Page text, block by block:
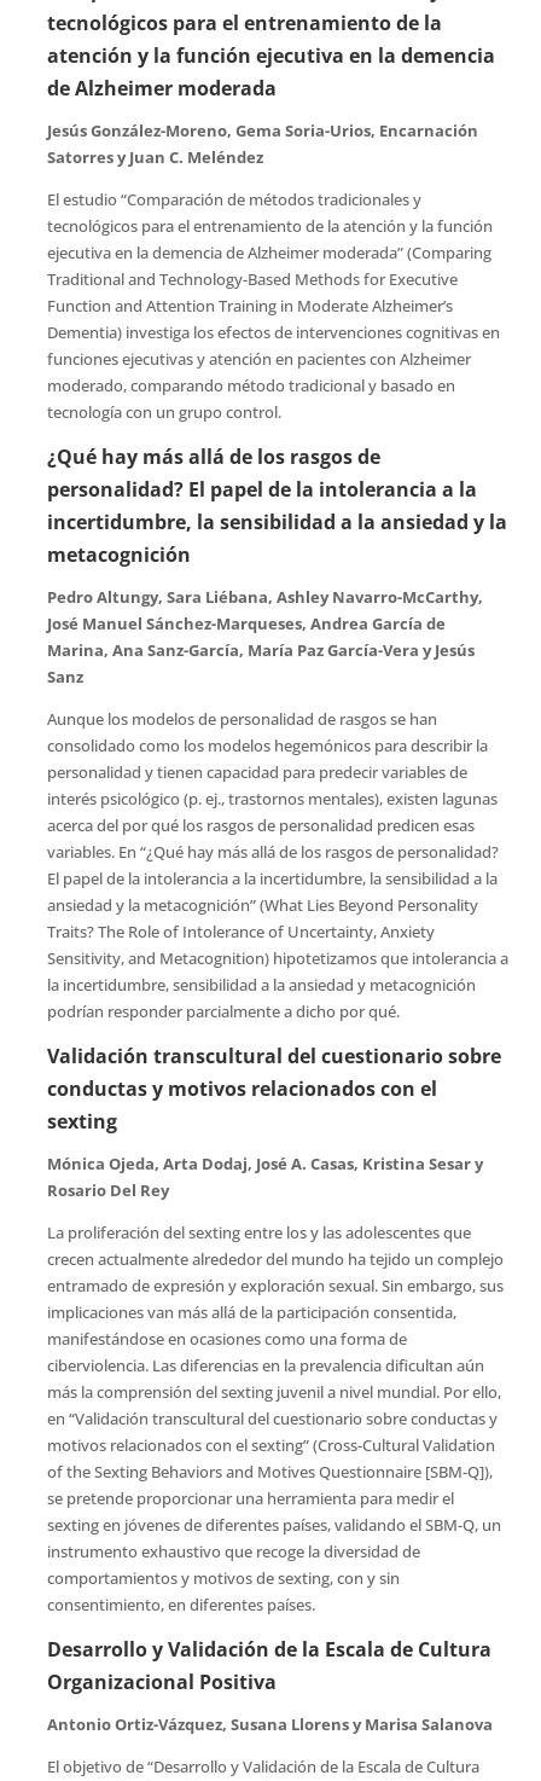
tecnológicos para el entrenamiento de la
atención y la función ejecutiva en la demencia
de Alzheimer moderada
Jesús González-Moreno, Gema Soria-Urios, Encarnación
Satorres y Juan C. Meléndez
El estudio “Comparación de métodos tradicionales y
tecnológicos para el entrenamiento de la atención y la función
ejecutiva en la demencia de Alzheimer moderada” (Comparing
Traditional and Technology-Based Methods for Executive
Function and Attention Training in Moderate Alzheimer’s
Dementia) investiga los efectos de intervenciones cognitivas en
funciones ejecutivas y atención en pacientes con Alzheimer
moderado, comparando método tradicional y basado en
tecnología con un grupo control.
¿Qué hay más allá de los rasgos de
personalidad? El papel de la intolerancia a la
incertidumbre, la sensibilidad a la ansiedad y la
metacognición
Pedro Altungy, Sara Liébana, Ashley Navarro-McCarthy,
José Manuel Sánchez-Marqueses, Andrea García de
Marina, Ana Sanz-García, María Paz García-Vera y Jesús
Sanz
Aunque los modelos de personalidad de rasgos se han
consolidado como los modelos hegemónicos para describir la
personalidad y tienen capacidad para predecir variables de
interés psicológico (p. ej., trastornos mentales), existen lagunas
acerca del por qué los rasgos de personalidad predicen esas
variables. En “¿Qué hay más allá de los rasgos de personalidad?
El papel de la intolerancia a la incertidumbre, la sensibilidad a la
ansiedad y la metacognición” (What Lies Beyond Personality
Traits? The Role of Intolerance of Uncertainty, Anxiety
Sensitivity, and Metacognition) hipotetizamos que intolerancia a
la incertidumbre, sensibilidad a la ansiedad y metacognición
podrían responder parcialmente a dicho por qué.
Validación transcultural del cuestionario sobre
conductas y motivos relacionados con el
sexting
Mónica Ojeda, Arta Dodaj, José A. Casas, Kristina Sesar y
Rosario Del Rey
La proliferación del sexting entre los y las adolescentes que
crecen actualmente alrededor del mundo ha tejido un complejo
entramado de expresión y exploración sexual. Sin embargo, sus
implicaciones van más allá de la participación consentida,
manifestándose en ocasiones como una forma de
ciberviolencia. Las diferencias en la prevalencia dificultan aún
más la comprensión del sexting juvenil a nivel mundial. Por ello,
en “Validación transcultural del cuestionario sobre conductas y
motivos relacionados con el sexting” (Cross-Cultural Validation
of the Sexting Behaviors and Motives Questionnaire [SBM-Q]),
se pretende proporcionar una herramienta para medir el
sexting en jóvenes de diferentes países, validando el SBM-Q, un
instrumento exhaustivo que recoge la diversidad de
comportamientos y motivos de sexting, con y sin
consentimiento, en diferentes países.
Desarrollo y Validación de la Escala de Cultura
Organizacional Positiva
Antonio Ortiz-Vázquez, Susana Llorens y Marisa Salanova
El objetivo de “Desarrollo y Validación de la Escala de Cultura